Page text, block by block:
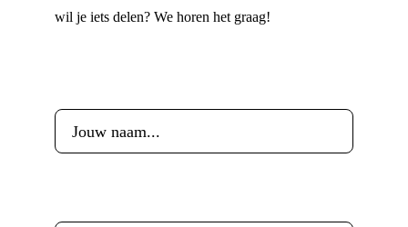
wil je iets delen? We horen het graag!